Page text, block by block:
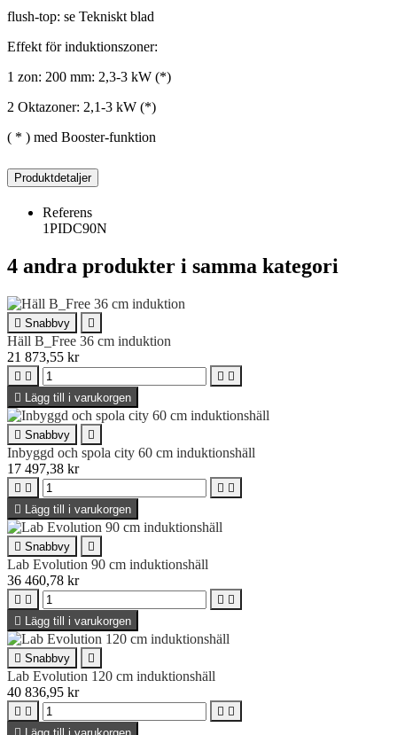
flush-top: se Tekniskt blad
Effekt för induktionszoner:
1 zon: 200 mm: 2,3-3 kW (*)
2 Oktazoner: 2,1-3 kW (*)
( * ) med Booster-funktion
Produktdetaljer
Referens
1PIDC90N
4 andra produkter i samma kategori
 Snabbvy 
Häll B_Free 36 cm induktion
21 873,55 kr
   
 Lägg till i varukorgen
 Snabbvy 
Inbyggd och spola city 60 cm induktionshäll
17 497,38 kr
   
 Lägg till i varukorgen
 Snabbvy 
Lab Evolution 90 cm induktionshäll
36 460,78 kr
   
 Lägg till i varukorgen
 Snabbvy 
Lab Evolution 120 cm induktionshäll
40 836,95 kr
   